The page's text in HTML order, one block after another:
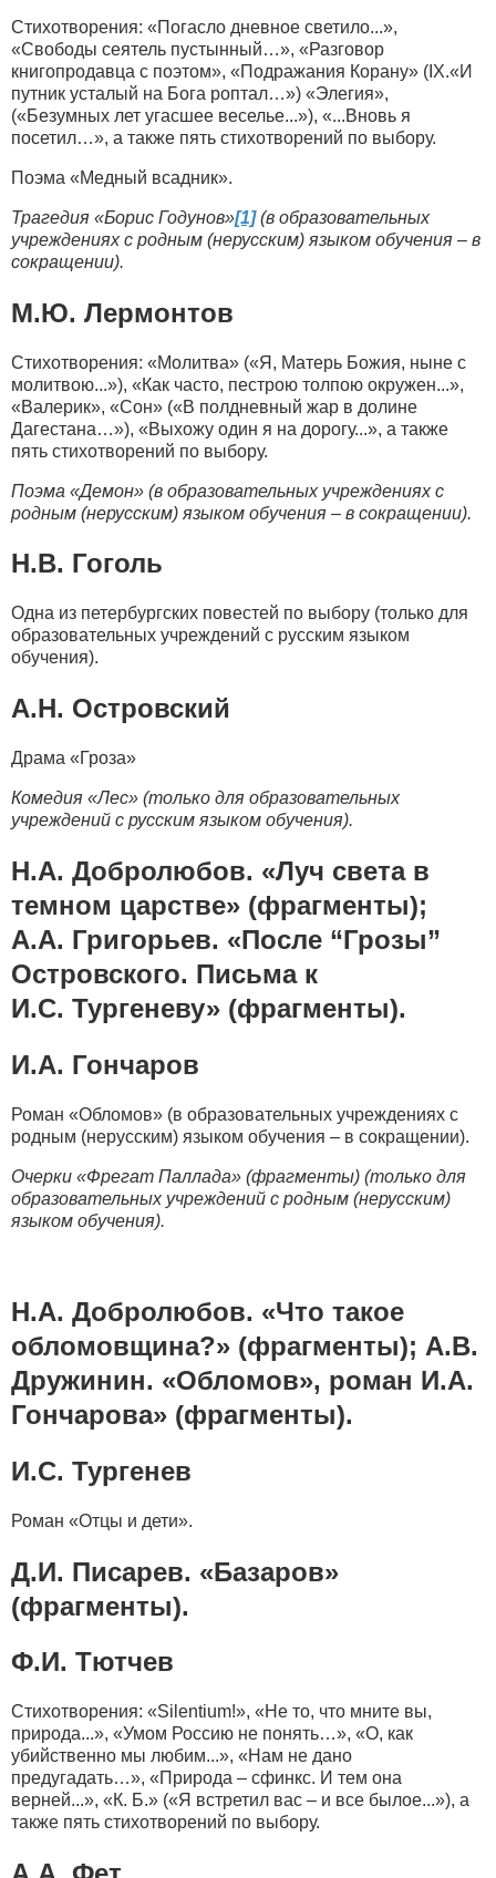
Стихотворения: «Погасло дневное светило...»,
«Свободы сеятель пустынный…», «Разговор
книгопродавца с поэтом», «Подражания Корану» (IX.«И
путник усталый на Бога роптал…») «Элегия»,
(«Безумных лет угасшее веселье...»), «...Вновь я
посетил…», а также пять стихотворений по выбору.
Поэма «Медный всадник».
Трагедия «Борис Годунов»[1](в образовательных
учреждениях с родным (нерусским) языком обучения – в
сокращении).
М.Ю. Лермонтов
Стихотворения: «Молитва» («Я, Матерь Божия, ныне с
молитвою...»), «Как часто, пестрою толпою окружен...»,
«Валерик», «Сон» («В полдневный жар в долине
Дагестана…»), «Выхожу один я на дорогу...», а также
пять стихотворений по выбору.
Поэма «Демон» (в образовательных учреждениях с
родным (нерусским) языком обучения – в сокращении).
Н.В. Гоголь
Одна из петербургских повестей по выбору (только для
образовательных учреждений с русским языком
обучения).
А.Н. Островский
Драма «Гроза»
Комедия «Лес» (только для образовательных
учреждений с русским языком обучения).
Н.А. Добролюбов. «Луч света в
темном царстве» (фрагменты);
А.А. Григорьев. «После “Грозы”
Островского. Письма к
И.С. Тургеневу» (фрагменты).
И.А. Гончаров
Роман «Обломов» (в образовательных учреждениях с
родным (нерусским) языком обучения – в сокращении).
Очерки «Фрегат Паллада» (фрагменты) (только для
образовательных учреждений с родным (нерусским)
языком обучения).
Н.А. Добролюбов. «Что такое
обломовщина?» (фрагменты); А.В.
Дружинин. «Обломов», роман И.А.
Гончарова» (фрагменты).
И.С. Тургенев
Роман «Отцы и дети».
Д.И. Писарев. «Базаров»
(фрагменты).
Ф.И. Тютчев
Стихотворения: «Silentium!», «Не то, что мните вы,
природа...», «Умом Россию не понять…», «О, как
убийственно мы любим...», «Нам не дано
предугадать…», «Природа – сфинкс. И тем она
верней...», «К. Б.» («Я встретил вас – и все былое...»), а
также пять стихотворений по выбору.